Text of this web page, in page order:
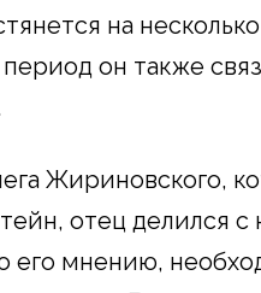
на
он также
Жириновского,
отец делился
его мнению,